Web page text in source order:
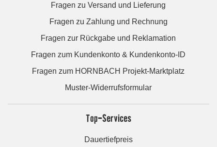
Fragen zu Versand und Lieferung
Fragen zu Zahlung und Rechnung
Fragen zur Rückgabe und Reklamation
Fragen zum Kundenkonto & Kundenkonto-ID
Fragen zum HORNBACH Projekt-Marktplatz
Muster-Widerrufsformular
Top-Services
Dauertiefpreis